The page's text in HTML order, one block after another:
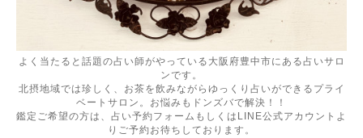
よく当たると話題の占い師がやっている大阪府豊中市にある占いサロ
ンです。
北摂地域では珍しく、お茶を飲みながらゆっくり占いができるプライ
ベートサロン。お悩みもドンズバで解決！！
鑑定ご希望の方は、占い予約フォームもしくはLINE公式アカウントよ
りご予約お待ちしております。